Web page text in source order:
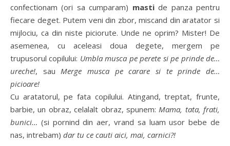
confectionam (ori sa cumparam) mastide panza pentru
fiecare deget. Putem veni din zbor, miscand din aratator si
mijlociu, ca din niste piciorute. Unde ne oprim? Mister! De
asemenea, cu aceleasi doua degete, mergem pe
trupusorul copilului: Umbla musca pe perete si pe prinde de…
ureche!, sauMerge musca pe carare si te prinde de…
picioare!
Cu aratatorul, pe fata copilului. Atingand, treptat, frunte,
barbie, un obraz, celalalt obraz, spunem:Mama, tata, frati,
bunici… (si pornind din aer, vrand sa luam usor bebe de
nas, intrebam) dar tu ce cauti aici, mai, carnici?!